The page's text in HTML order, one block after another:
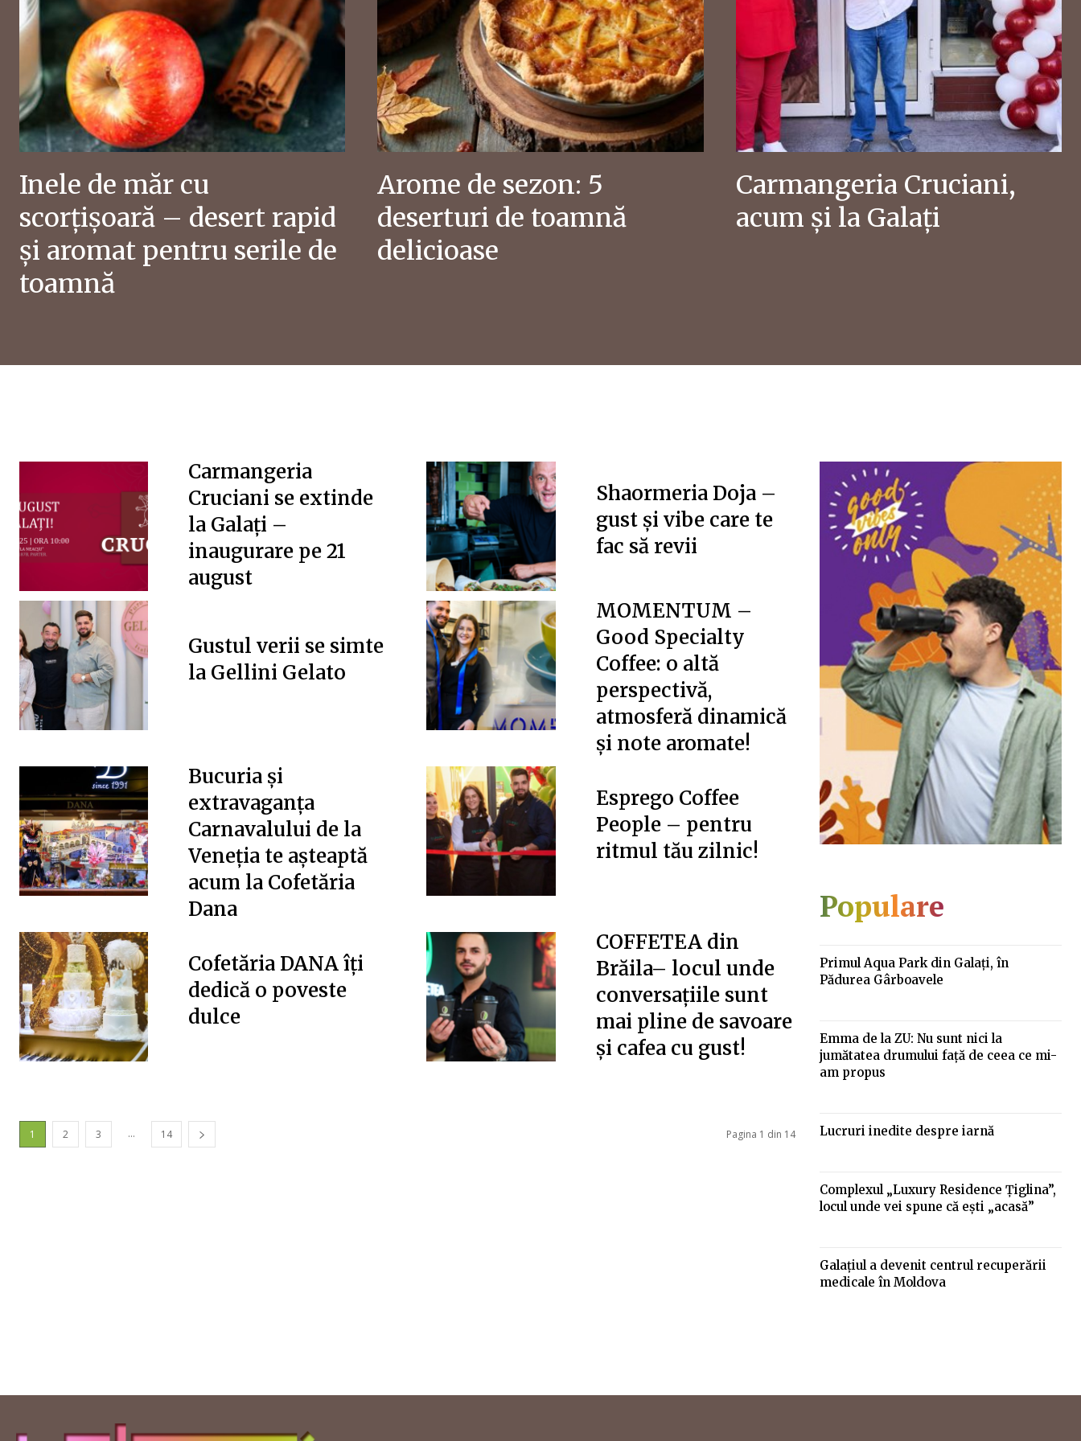
Inele de măr cu
scorțișoară – desert rapid
și aromat pentru serile de
toamnă
Arome de sezon: 5
deserturi de toamnă
delicioase
Carmangeria Cruciani,
acum și la Galați
Carmangeria
Cruciani se extinde
la Galați –
inaugurare pe 21
august
Shaormeria Doja –
gust și vibe care te
fac să revii
Gustul verii se simte
la Gellini Gelato
MOMENTUM –
Good Specialty
Coffee: o altă
perspectivă,
atmosferă dinamică
și note aromate!
Bucuria și
extravaganța
Carnavalului de la
Veneția te așteaptă
acum la Cofetăria
Dana
Esprego Coffee
People – pentru
ritmul tău zilnic!
Cofetăria DANA îți
dedică o poveste
dulce
COFFETEA din
Brăila– locul unde
conversațiile sunt
mai pline de savoare
și cafea cu gust!
1 2 3 ... 14 Pagina 1 din 14
Populare
Primul Aqua Park din Galaţi, în
Pădurea Gârboavele
Emma de la ZU: Nu sunt nici la
jumătatea drumului față de ceea ce mi-
am propus
Lucruri inedite despre iarnă
Complexul „Luxury Residence Ţiglina”,
locul unde vei spune că eşti „acasă”
Galațiul a devenit centrul recuperării
medicale în Moldova